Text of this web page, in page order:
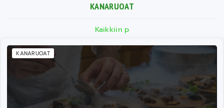
KANARUOAT
Kaikkiin p
KANARUOAT